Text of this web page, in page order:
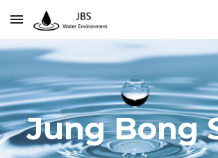
Skip to main content
Jung Bong